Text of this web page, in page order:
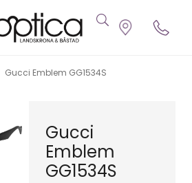
Gucci Emblem GG1534S
Gucci
Emblem
GG1534S